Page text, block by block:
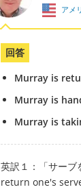
アメ
回答
Murray is
Murray is
Murray is
英訳１：「サーブ
return one's